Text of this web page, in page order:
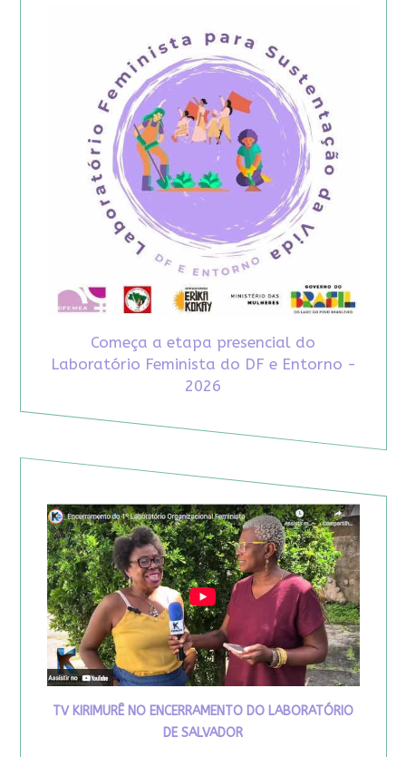
Começa a etapa presencial do
Laboratório Feminista do DF e Entorno -
2026
TV KIRIMURÊ NO ENCERRAMENTO DO LABORATÓRIO
DE SALVADOR